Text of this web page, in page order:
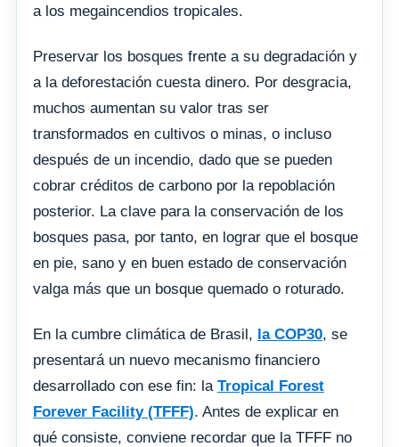
a los megaincendios tropicales.
Preservar los bosques frente a su degradación y
a la deforestación cuesta dinero. Por desgracia,
muchos aumentan su valor tras ser
transformados en cultivos o minas, o incluso
después de un incendio, dado que se pueden
cobrar créditos de carbono por la repoblación
posterior. La clave para la conservación de los
bosques pasa, por tanto, en lograr que el bosque
en pie, sano y en buen estado de conservación
valga más que un bosque quemado o roturado.
En la cumbre climática de Brasil, la COP30, se
presentará un nuevo mecanismo financiero
desarrollado con ese fin: la Tropical Forest
Forever Facility (TFFF). Antes de explicar en
qué consiste, conviene recordar que la TFFF no